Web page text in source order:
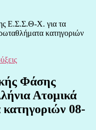
Ε.Σ.Σ.Θ-Χ. για τα
κατηγοριών
Φάσης
Ατομικά
08-